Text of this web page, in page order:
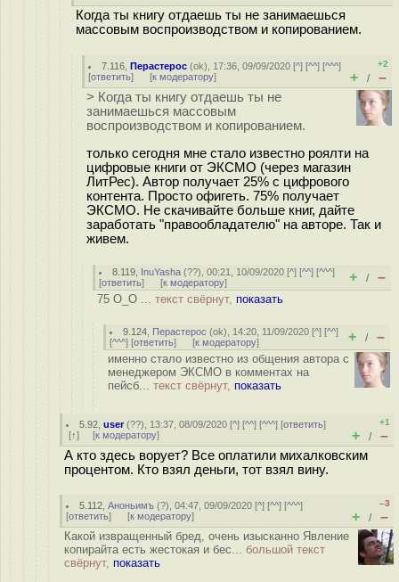
Когда ты книгу отдаешь ты не занимаешься
массовым воспроизводством и копированием.
7.116 ,Перастерос (ok), 17:36, 09/09/2020 [^] [^^] [^^^]
[ответить] [к модератору]
+2
+ / –
> Когда ты книгу отдаешь ты не
занимаешься массовым
воспроизводством и копированием.
только сегодня мне стало известно роялти на
цифровые книги от ЭКСМО (через магазин
ЛитРес). Автор получает 25% с цифрового
контента. Просто офигеть. 75% получает
ЭКСМО. Не скачивайте больше книг, дайте
заработать "правообладателю" на авторе. Так и
живем.
8.119 InuYasha (??), 00:21, 10/09/2020 [^] [^^] [^^^]
[ответить] [к модератору] + / –
75 O_O ... текст свёрнут, показать
9.124 Перастерос (ok), 14:20, 11/09/2020 [^] [^^]
[^^^] [ответить] [к модератору] + / –
именно стало известно из общения автора с
менеджером ЭКСМО в комментах на
пейсб... текст свёрнут, показать
5.92 ,user(??), 13:37, 08/09/2020 [^] [^^] [^^^] [ответить]
[↑] [к модератору]
+1
+ / –
А кто здесь ворует? Все оплатили михалковским
процентом. Кто взял деньги, тот взял вину.
5.112 ,Аноньимъ (?), 04:47, 09/09/2020 [^] [^^] [^^^]
[ответить] [к модератору]
–3
+ / –
Какой извращенный бред, очень изысканно Явление
копирайта есть жестокая и бес... большой текст
свёрнут, показать